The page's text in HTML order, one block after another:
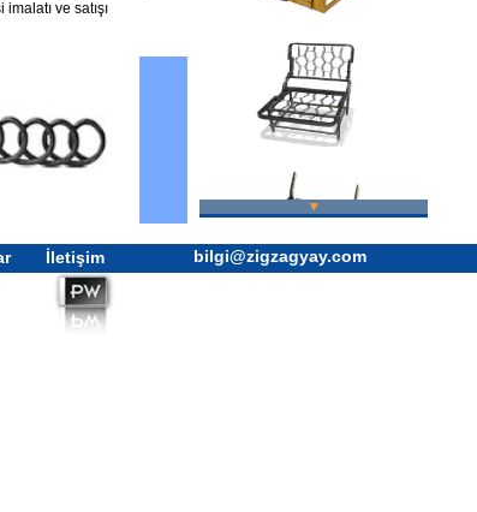
ve satışı
İletişim bilgi@zigzagyay.com